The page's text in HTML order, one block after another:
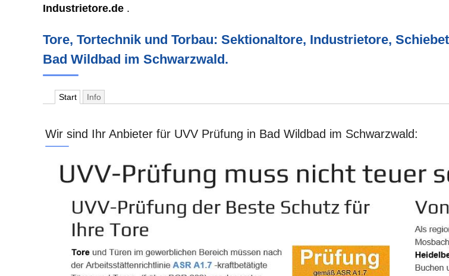
Industrietore.de .
Tore, Tortechnik und Torbau: Sektionaltore, Industrietore,
Bad Wildbad im Schwarzwald.
Start Info
Wir sind Ihr Anbieter für UVV Prüfung in Bad Wildbad im Schwarzwald: